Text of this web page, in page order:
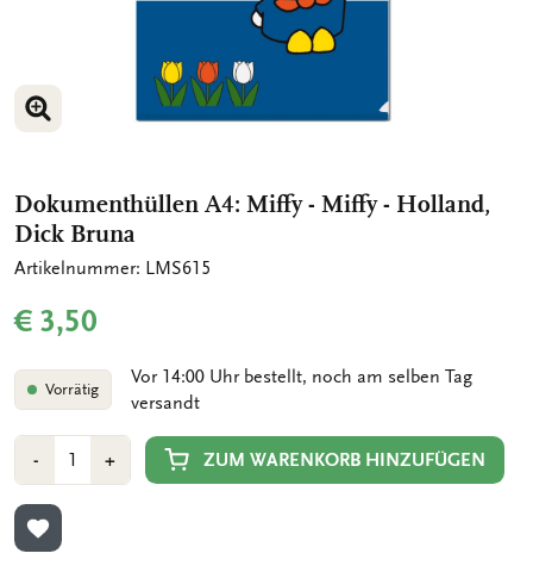
BILD VERGRÖSSERN
Dokumenthüllen A4: Miffy - Miffy - Holland,
Dick Bruna
Artikelnummer: LMS615
€ 3,50
Vorrätig
Vor 14:00 Uhr bestellt, noch am selben Tag
versandt
-Min
1
Anzahl
+Plus
1
ZUM WARENKORB HINZUFÜGEN
ZUR WUNSCHLISTE HINZUFÜGEN